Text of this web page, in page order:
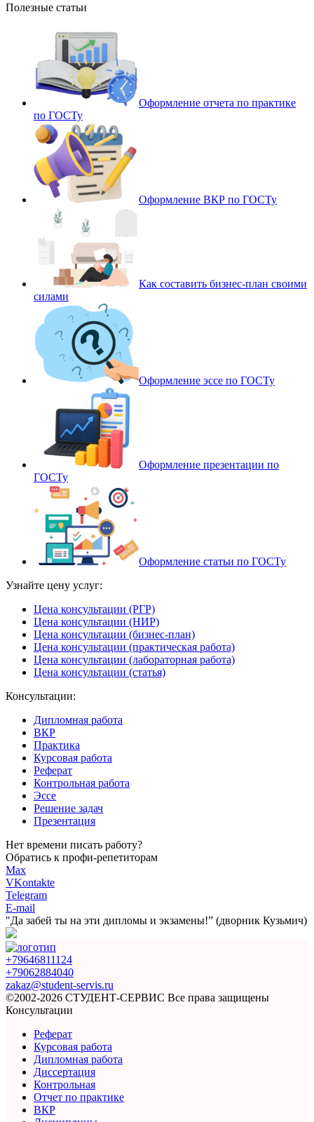
Полезные статьи
Оформление отчета по практике
по ГОСТу
Оформление ВКР по ГОСТу
Как составить бизнес-план своими
силами
Оформление эссе по ГОСТу
Оформление презентации по
ГОСТу
Оформление статьи по ГОСТу
Узнайте цену услуг:
Цена консультации (РГР)
Цена консультации (НИР)
Цена консультации (бизнес-план)
Цена консультации (практическая работа)
Цена консультации (лабораторная работа)
Цена консультации (статья)
Консультации:
Дипломная работа
ВКР
Практика
Курсовая работа
Реферат
Контрольная работа
Эссе
Решение задач
Презентация
Нет времени писать работу?
Обратись к профи-репетиторам
Max
VKontakte
Telegram
E-mail
"Да забей ты на эти дипломы и экзамены!” (дворник Кузьмич)
+79646811124
+79062884040
zakaz@student-servis.ru
©2002-2026 СТУДЕНТ-СЕРВИС Все права защищены
Консультации
Реферат
Курсовая работа
Дипломная работа
Диссертация
Контрольная
Отчет по практике
ВКР